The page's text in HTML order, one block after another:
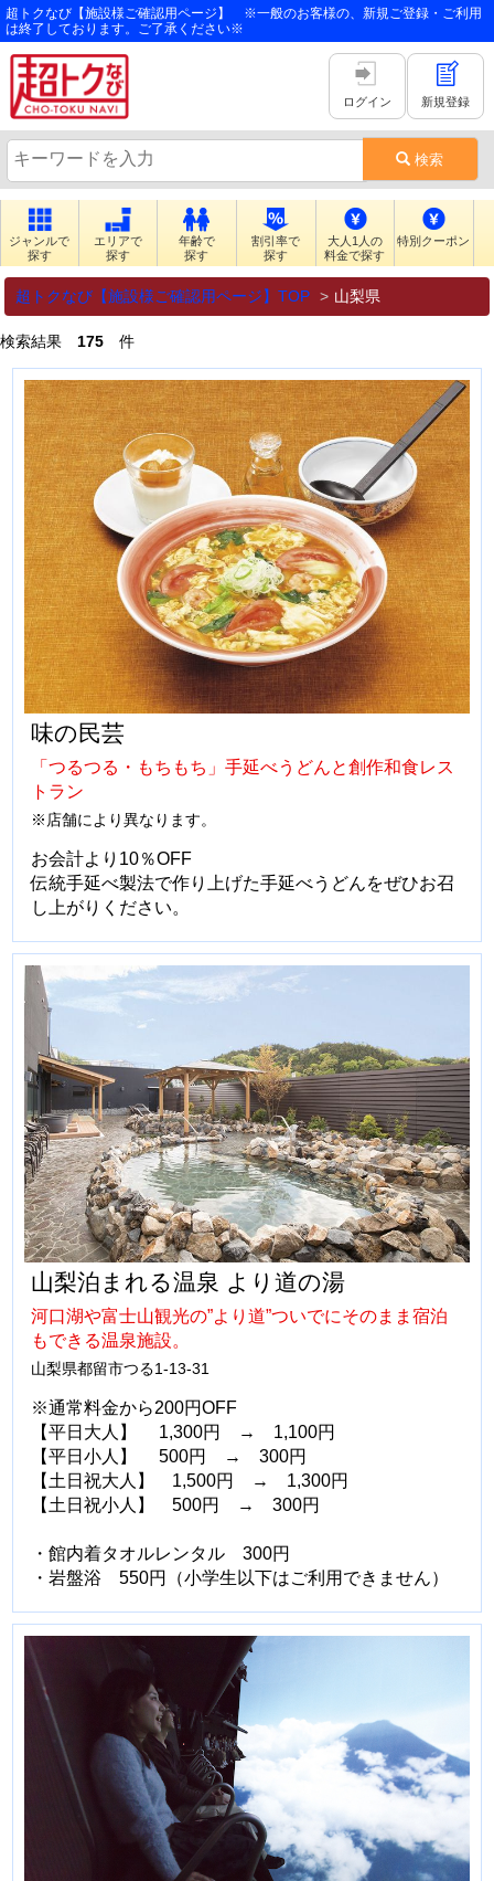
超トクなび【施設様ご確認用ページ】 ※一般のお客様の、新規ご登録・ご利用
は終了しております。ご了承ください※
検索
ログイン 新規登録
ジャンルで
探す
エリアで
探す
年齢で
探す
割引率で
探す
大人1人の
料金で探す
特別クーポン
超トクなび【施設様ご確認用ページ】TOP 山梨県
検索結果 175 件
味の民芸
「つるつる・もちもち」手延べうどんと創作和食レス
トラン
※店舗により異なります。
お会計より10％OFF
伝統手延べ製法で作り上げた手延べうどんをぜひお召
し上がりください。
山梨泊まれる温泉 より道の湯
河口湖や富士山観光の”より道”ついでにそのまま宿泊
もできる温泉施設。
山梨県都留市つる1-13-31
※通常料金から200円OFF
【平日大人】 1,300円 → 1,100円
【平日小人】 500円 → 300円
【土日祝大人】 1,500円 → 1,300円
【土日祝小人】 500円 → 300円
・館内着タオルレンタル 300円
・岩盤浴 550円（小学生以下はご利用できません）